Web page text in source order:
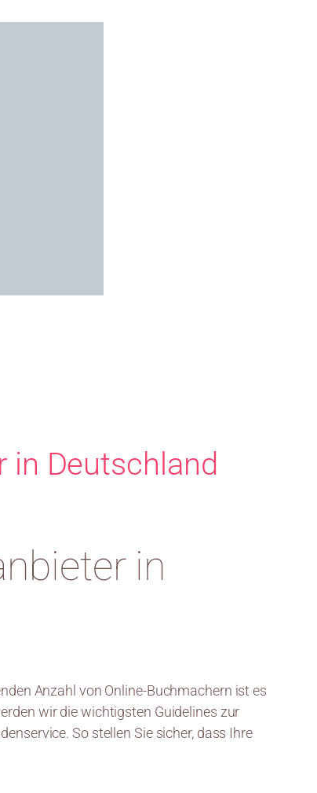
in Deutschland
in
Anzahl von Online-Buchmachern ist es
wir die wichtigsten Guidelines zur
So stellen Sie sicher, dass Ihre